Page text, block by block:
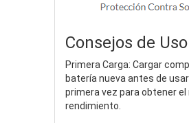
Consejos de
Primera Carga: Cargar
batería nueva antes de
primera vez para obtener el
rendimiento.